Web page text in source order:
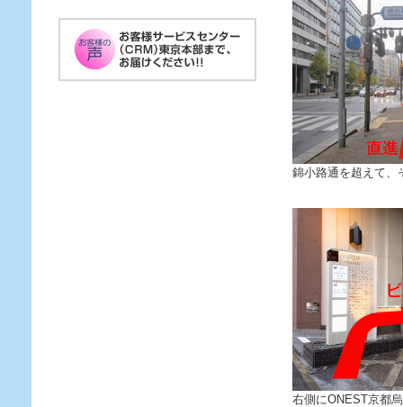
錦小路通を超えて、
右側にONEST京都